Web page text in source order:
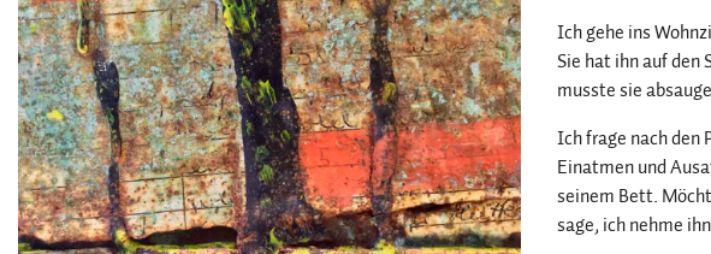
Ich gehe ins
Sie hat ihn auf
musste sie
Ich frage nach den
Einatmen und
seinem Bett.
sage, ich nehme